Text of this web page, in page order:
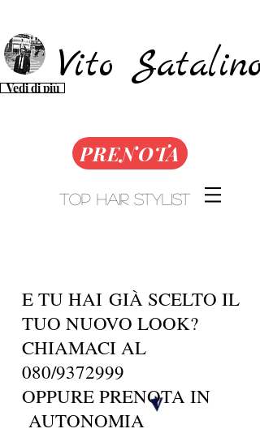
Vito Satalino​​​
Vedi di più
PRENOTA
Top Hair Stylist
E TU HAI GIÀ SCELTO IL
TUO NUOVO LOOK?
CHIAMACI AL
080/9372999
OPPURE PRENOTA IN
AUTONOMIA